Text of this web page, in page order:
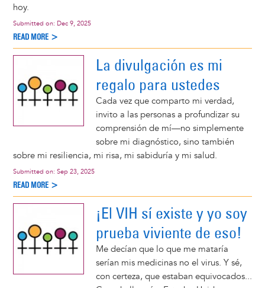
hoy.
Submitted on: Dec 9, 2025
READ MORE >
La divulgación es mi
regalo para ustedes
Cada vez que comparto mi verdad,
invito a las personas a profundizar su
comprensión de mí—no simplemente
sobre mi diagnóstico, sino también
sobre mi resiliencia, mi risa, mi sabiduría y mi salud.
Submitted on: Sep 23, 2025
READ MORE >
¡El VIH sí existe y yo soy
prueba viviente de eso!
Me decían que lo que me mataría
serían mis medicinas no el virus. Y sé,
con certeza, que estaban equivocados...